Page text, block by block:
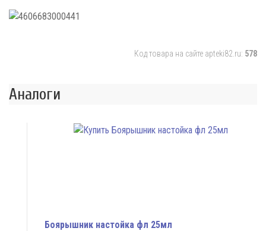
Код товара на сайте apteki82.ru: 578
Аналоги
Боярышник настойка фл 25мл